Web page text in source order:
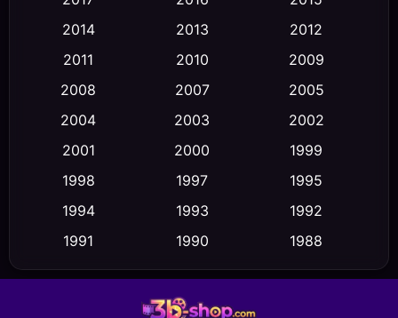
Comedy ตลก (470)
Conspiracy
Crime อาชญากรรม (352)
Culture (23)
Dance เต้น
2014
2013
2012
2011
2010
2009
2008
2007
2005
2004
2003
2002
2001
2000
1999
1998
1997
1995
1994
1993
1992
1991
1990
1988
1986
1985
1983
1981